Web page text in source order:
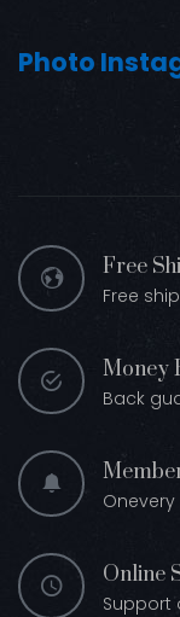
Photo
Free
Free
Money
Back
Onevery
Online
Support